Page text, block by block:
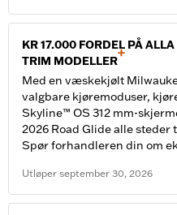
KR 17.000 FORDEL PÅ
TRIM MODELLER
+
Med en væskekjølt
valgbare kjøremoduser,
Skyline™ OS 312 mm-
2026 Road Glide alle
Spør forhandleren din om
Utløper september 30, 2026